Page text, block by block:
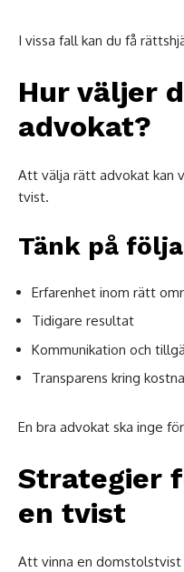
I vissa fall kan du få
Hur väljer
advokat?
Att välja rätt advokat kan
tvist.
Tänk på
Erfarenhet inom rätt
Tidigare resultat
Kommunikation och
Transparens kring
En bra advokat ska inge
Strategier
en tvist
Att vinna en